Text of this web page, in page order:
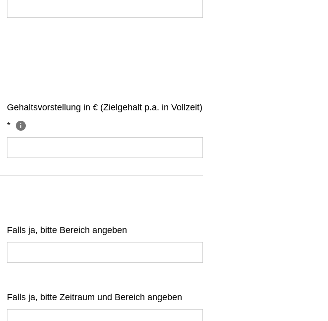
Gehaltsvorstellung in € (Zielgehalt p.a. in Vollzeit)
*
Falls ja, bitte Bereich angeben
Falls ja, bitte Zeitraum und Bereich angeben